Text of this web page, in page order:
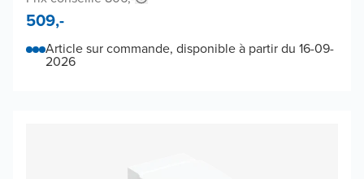
509,-
Article sur commande, disponible à partir du 16-09-
2026